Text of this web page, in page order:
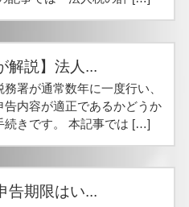
解説】法人...
署が通常数年に一度行い、
告内容が適正であるかどうか
続きです。 本記事では […]
告期限はい...